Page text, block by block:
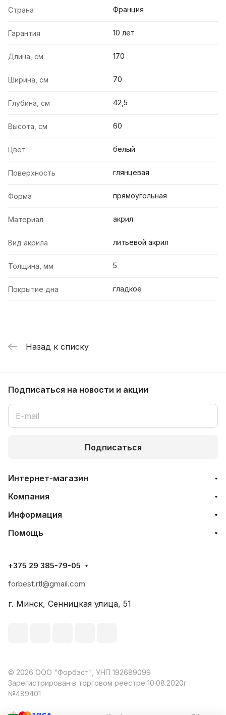
Страна Франция
Гарантия 10 лет
Длина, см 170
Ширина, см 70
Глубина, см 42,5
Высота, см 60
Цвет белый
Поверхность глянцевая
Форма прямоугольная
Материал акрил
Вид акрила литьевой акрил
Толщина, мм 5
Покрытие дна гладкое
Назад к списку
Подписаться на новости и акции
Подписаться
Интернет-магазин
Компания
Информация
Помощь
+375 29 385-79-05
forbest.rtl@gmail.com
г. Минск, Сенницкая улица, 51
© 2026 ООО "Форбэст", УНП 192689099
Зарегистрирован в торговом реестре 10.08.2020г
№489401